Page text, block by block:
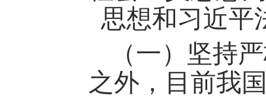
思想和习近平
（一）坚持
之外，目前我